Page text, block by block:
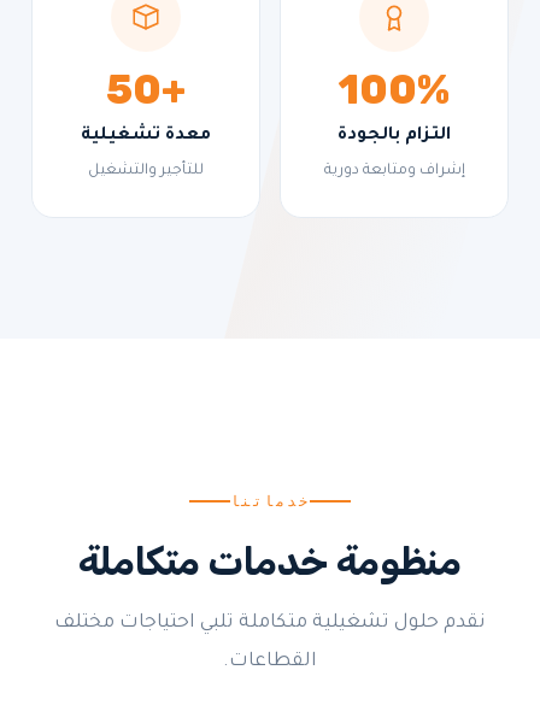
100%
التزام بالجودة
إشراف ومتابعة دورية
+50
معدة تشغيلية
للتأجير والتشغيل
خدماتنا
منظومة خدمات متكاملة
نقدم حلول تشغيلية متكاملة تلبي احتياجات مختلف
القطاعات.